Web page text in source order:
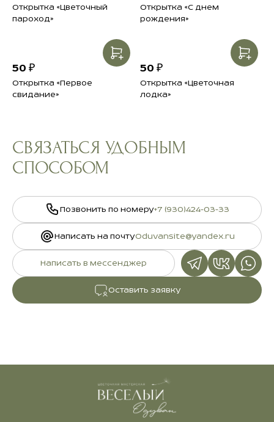
Наслаждайтесь своим букетом.
Подробнее в разделе
Инструкция свежести
Открытка «Цветочный
пароход»
Открытка «С днем
рождения»
Открытка «Первое
свидание»
50 ₽
Открытка «Цветочная
лодка»
50 ₽
СВЯЗАТЬСЯ УДОБНЫМ
СПОСОБОМ
Позвонить по номеру+7 (930)424-03-33
Написать на почтуOduvansite@yandex.ru
Написать в мессенджер
Оставить заявку